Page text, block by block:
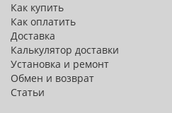
Как купить
Как оплатить
Доставка
Калькулятор доставки
Установка и ремонт
Обмен и возврат
Статьи